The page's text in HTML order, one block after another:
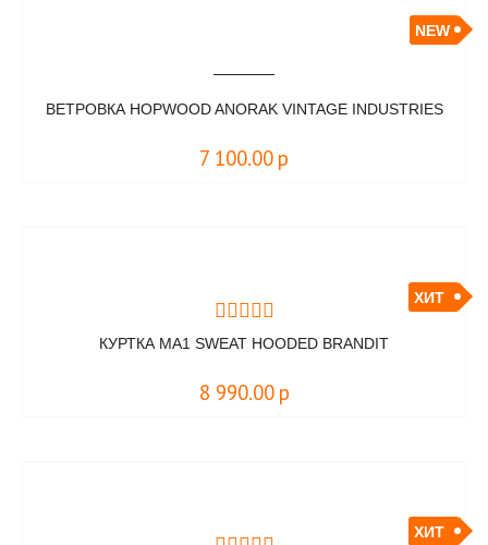
NEW
ВЕТРОВКА HOPWOOD ANORAK VINTAGE INDUSTRIES
7 100.00 р
ХИТ
КУРТКА MA1 SWEAT HOODED BRANDIT
8 990.00 р
ХИТ